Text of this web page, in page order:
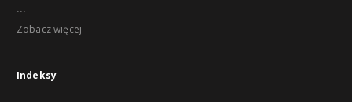
...
Zobacz więcej
Indeksy